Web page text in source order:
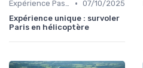
Expérience Passager • 07/10/2025
Expérience unique : survoler
Paris en hélicoptère